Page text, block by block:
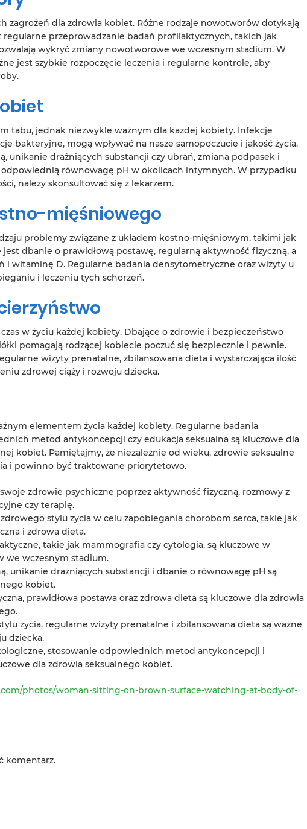
zagrożeń dla zdrowia kobiet. Różne rodzaje nowotworów dotykają
regularne przeprowadzanie badań profilaktycznych, takich jak
wykryć zmiany nowotworowe we wczesnym stadium. W
jest szybkie rozpoczęcie leczenia i regularne kontrole, aby
tabu, jednak niezwykle ważnym dla każdej kobiety. Infekcje
bakteryjne, mogą wpływać na nasze samopoczucie i jakość życia.
unikanie drażniących substancji czy ubrań, zmiana podpasek i
równowagę pH w okolicach intymnych. W przypadku
należy skonsultować się z lekarzem.
mięśniowego
problemy związane z układem kostno-mięśniowym, takimi jak
dbanie o prawidłową postawę, regularną aktywność fizyczną, a
i witaminę D. Regularne badania densytometryczne oraz wizyty u
i leczeniu tych schorzeń.
w życiu każdej kobiety. Dbające o zdrowie i bezpieczeństwo
pomagają rodzącej kobiecie poczuć się bezpiecznie i pewnie.
wizyty prenatalne, zbilansowana dieta i wystarczająca ilość
zdrowej ciąży i rozwoju dziecka.
elementem życia każdej kobiety. Regularne badania
metod antykoncepcji czy edukacja seksualna są kluczowe dla
kobiet. Pamiętajmy, że niezależnie od wieku, zdrowie seksualne
i powinno być traktowane priorytetowo.
zdrowie psychiczne poprzez aktywność fizyczną, rozmowy z
czy terapię.
stylu życia w celu zapobiegania chorobom serca, takie jak
i zdrowa dieta.
takie jak mammografia czy cytologia, są kluczowe w
we wczesnym stadium.
unikanie drażniących substancji i dbanie o równowagę pH są
kobiet.
prawidłowa postawa oraz zdrowa dieta są kluczowe dla zdrowia
życia, regularne wizyty prenatalne i zbilansowana dieta są ważne
dziecka.
stosowanie odpowiednich metod antykoncepcji i
dla zdrowia seksualnego kobiet.
photos/woman-sitting-on-brown-surface-watching-at-body-of-
komentarz.